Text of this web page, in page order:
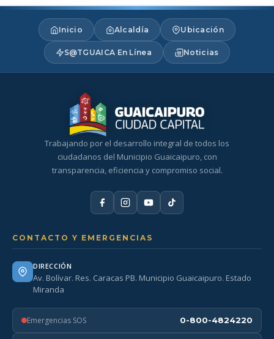
Inicio Alcaldía Ubicación
S@TGUAICA En Línea Noticias
Trabajando por el desarrollo integral de todos los
ciudadanos del Municipio Guaicaipuro, con
transparencia, eficiencia y compromiso social.
CONTACTO Y EMERGENCIAS
DIRECCIÓN
Av. Bolívar. Res. Caracas PB. Municipio Guaicaipuro. Estado
Miranda
Emergencias SOS 0-800-4824220